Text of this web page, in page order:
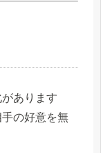
あります
の好意を無